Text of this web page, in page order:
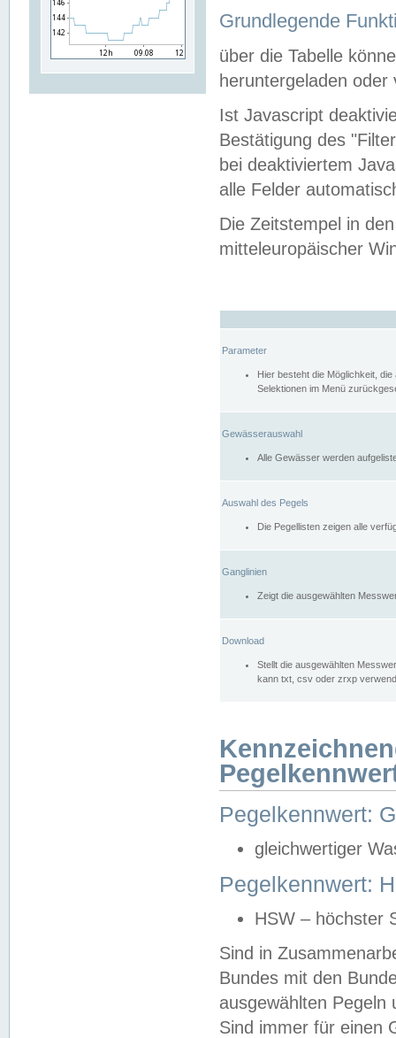
Grundlegende
über die Tabelle
heruntergeladen oder
Ist Javascript
Bestätigung des
bei deaktiviertem
alle Felder
Die Zeitstempel in
mitteleuropäischer
Parameter
Hier besteht die Möglichkeit,
Selektionen im Menü
Gewässerauswahl
Alle Gewässer werden
Auswahl des Pegels
Die Pegellisten zeigen alle
Ganglinien
Zeigt die ausgewählten
Download
Stellt die ausgewählten
kann txt, csv oder zrxp
Pegelkennwert:
gleichwertiger
Pegelkennwert:
HSW – höchster
Sind in
Bundes mit den
ausgewählten
Sind immer für einen